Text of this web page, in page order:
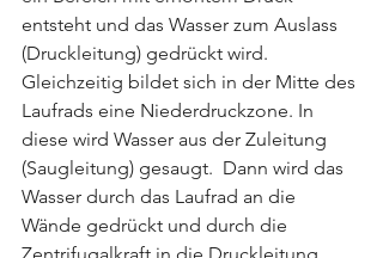
entsteht und das Wasser zum Auslass
(Druckleitung) gedrückt wird.
Gleichzeitig bildet sich in der Mitte des
Laufrads eine Niederdruckzone. In
diese wird Wasser aus der Zuleitung
(Saugleitung) gesaugt.  Dann wird das
Wasser durch das Laufrad an die
Wände gedrückt und durch die